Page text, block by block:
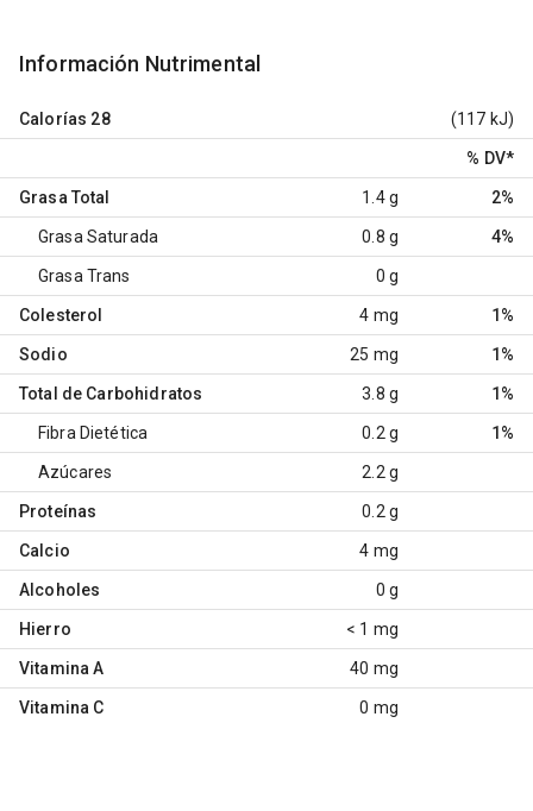
Información Nutrimental
Calorías 28 (117 kJ)
% DV*
Grasa Total 1.4 g 2%
Grasa Saturada 0.8 g 4%
Grasa Trans 0 g
Colesterol 4 mg 1%
Sodio 25 mg 1%
Total de Carbohidratos 3.8 g 1%
Fibra Dietética 0.2 g 1%
Azúcares 2.2 g
Proteínas 0.2 g
Calcio 4 mg
Alcoholes 0 g
Hierro < 1 mg
Vitamina A 40 mg
Vitamina C 0 mg